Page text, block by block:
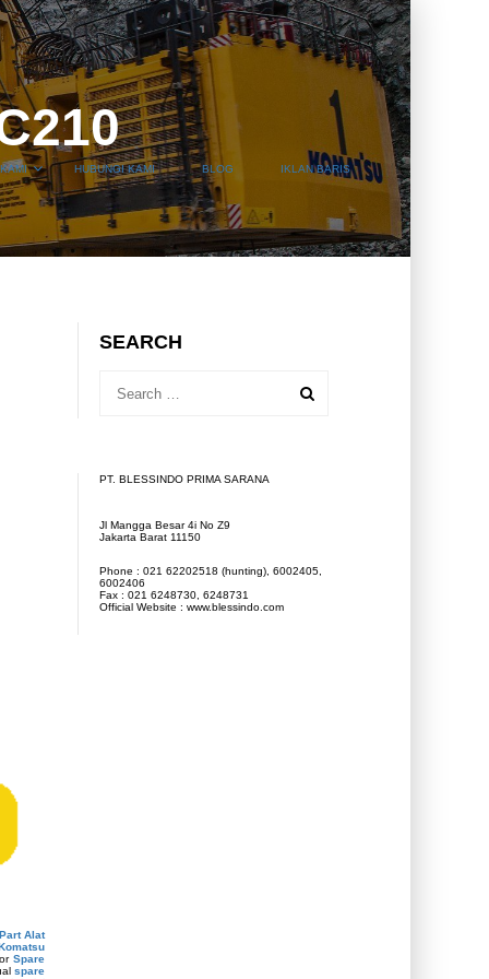
HUBUNGI KAMI BLOG IKLAN BARIS
Alat
Spare
spare
SEARCH
PT. BLESSINDO PRIMA SARANA
Jl Mangga Besar 4i No Z9
Jakarta Barat 11150
Phone : 021 62202518 (hunting), 6002405,
6002406
Fax : 021 6248730, 6248731
Official Website : www.blessindo.com